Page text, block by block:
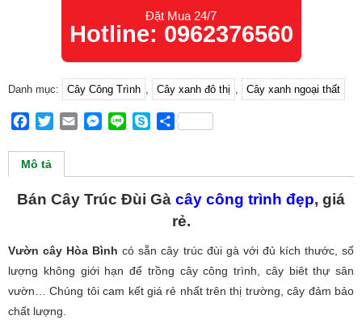
Đặt Mua 24/7
Hotline: 0962376560
Danh mục: Cây Công Trình Cây xanh đô thị Cây xanh ngoại thất
Facebook
TwitterEmailMessenger
Line SkypeShare
Mô tả
Bán Cây Trúc Đùi Gà cây công trình đẹp, giá
rẻ.
Vườn cây Hòa Bình có sẵn cây trúc đùi gà với đủ kích thước, số
lượng không giới hạn để trồng cây công trình, cây biêt thự sân
vườn… Chúng tôi cam kết giá rẻ nhất trên thị trường, cây đảm bảo
chất lượng.